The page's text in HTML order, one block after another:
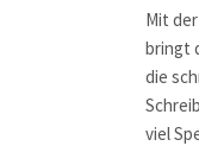
Mit
bringt
die
viel